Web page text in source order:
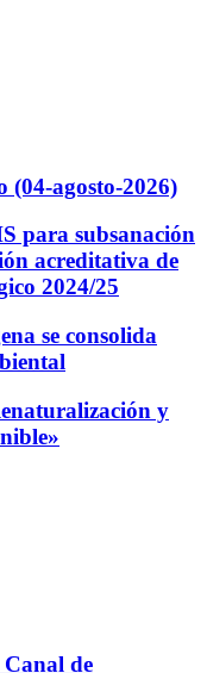
(04-agosto-2026)
para subsanación
acreditativa de
2024/25
se consolida
y
de